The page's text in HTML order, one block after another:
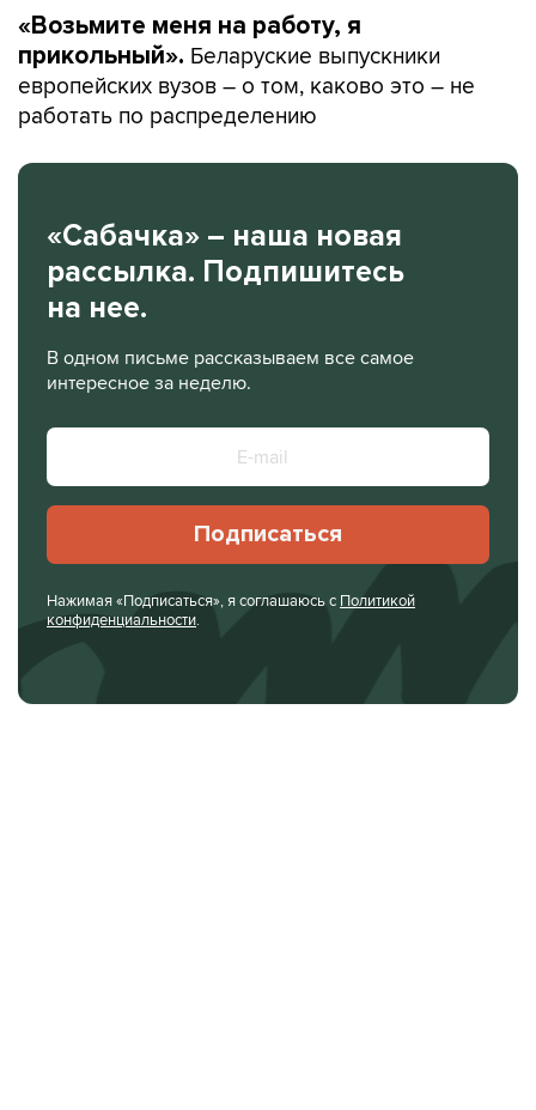
«Возьмите меня на работу, я
прикольный». Беларуские выпускники
европейских вузов – о том, каково это – не
работать по распределению
«Сабачка» – наша новая
рассылка. Подпишитесь
на нее.
В одном письме рассказываем все самое
интересное за неделю.
Подписаться
Нажимая «Подписаться», я соглашаюсь с Политикой
конфиденциальности.